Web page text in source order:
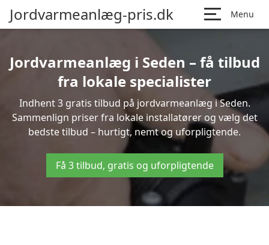
Jordvarmeanlæg-pris.dk Menu
Jordvarmeanlæg i Seden – få tilbud
fra lokale specialister
Indhent 3 gratis tilbud på jordvarmeanlæg i Seden.
Sammenlign priser fra lokale installatører og vælg det
bedste tilbud – hurtigt, nemt og uforpligtende.
Få 3 tilbud, gratis og uforpligtende